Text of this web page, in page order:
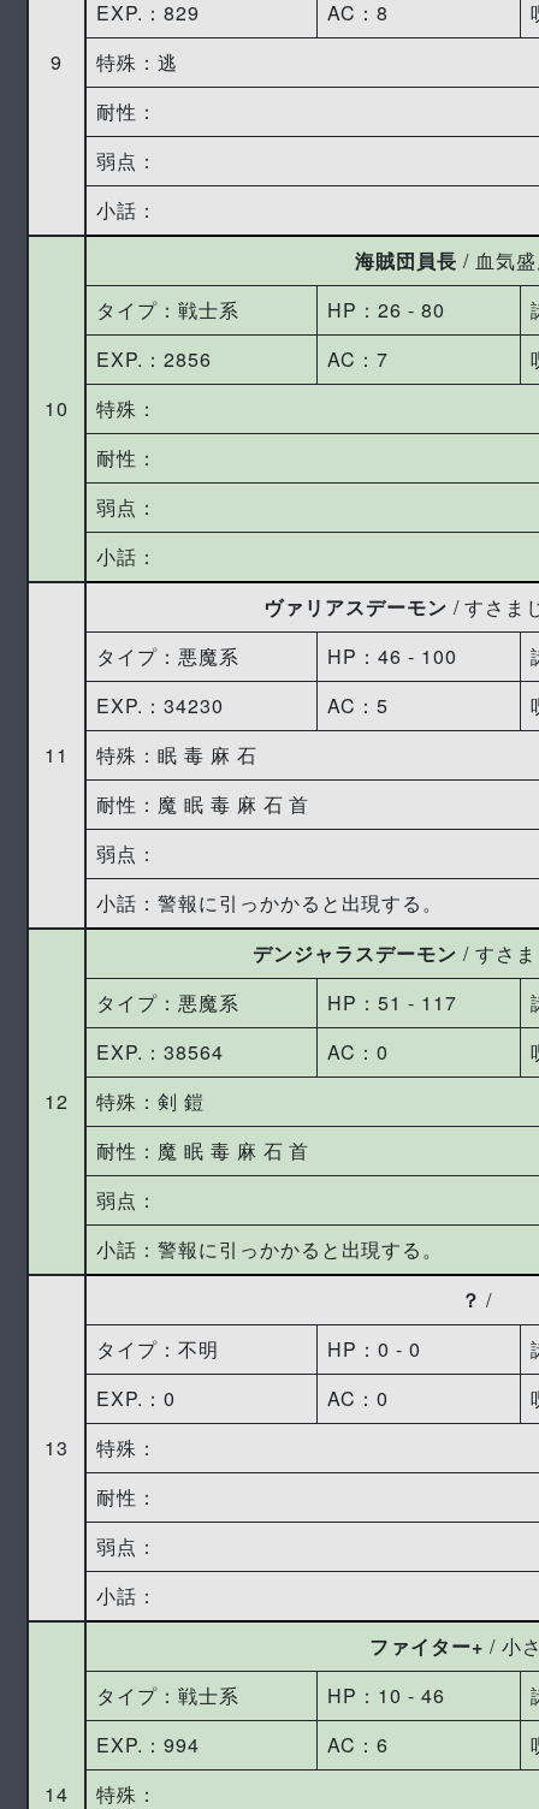
9
EXP.：829 AC：8
特殊：逃
耐性：
弱点：
小話：
10
海賊団員長 / 血気
タイプ：戦士系
HP：26 ‐ 80
EXP.：2856
AC：7
特殊：
耐性：
弱点：
小話：
11
ヴァリアスデーモン / すさま
タイプ：悪魔系
HP：46 ‐ 100
EXP.：34230
AC：5
特殊：眠 毒 麻 石
耐性：魔 眠 毒 麻 石 首
弱点：
小話：警報に引っかかると出現する。
12
デンジャラスデーモン / すさ
タイプ：悪魔系
HP：51 ‐ 117
EXP.：38564
AC：0
特殊：剣 鎧
耐性：魔 眠 毒 麻 石 首
弱点：
小話：警報に引っかかると出現する。
13
？ /
タイプ：不明
HP：0 ‐ 0
EXP.：0
AC：0
特殊：
耐性：
弱点：
小話：
14
ファイター+ / 小
タイプ：戦士系
HP：10 ‐ 46
EXP.：994
AC：6
特殊：